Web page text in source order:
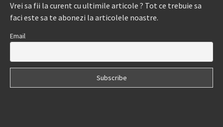
Vrei sa fii la curent cu ultimile articole ? Tot ce trebuie sa
faci este sa te abonezi la articolele noastre.
Email